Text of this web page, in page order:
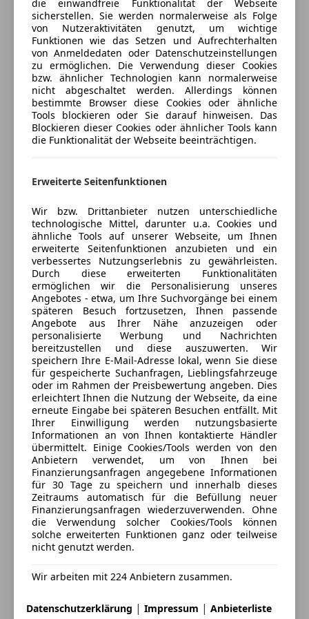
Totwinkel-Assistent
Verkehrszeichenerkennung
Voll-LED Scheinwerfer
Extras
Alufelgen
Ambientebeleuchtung
Dachreling
Scheinwerferreinigung
Progressive
Sommerreifen
45,7 cm (18") Leichtmetallräder im 5-Speichen-
Design
Fondgurt-Statusanzeige im Instrumenten-Display
Beifahrersitz mit Gewichtserkennung
Fußmatten Velours
4-Wege-Lordosenstütze
12V-Steckdose im Gepäckraum
Fußgängerschutz
Licht- und Sicht-Paket
Digitales Extra: Vorrüstung für Navigationsdienste
Bedienungsanleitung und Serviceinformation -
deutsch
Digitales Extra: Vorrüstung für Remote- und
Navigationsdienste
Vorrüstung für digitale Schlüsselübergabe
Rückfahrkamera
Totwinkel-Assistent
Aktiver Park-Assistent mit PARKTRONIC
Aktiver Spurhalte-Assistent
Innen- & Außenspiegel autom. abblendend
Aktiver Brems-Assistent
GPS Antenne
Ausstiegswarnfunktion
Gepäcknetz an Fahrer- und Beifahrerlehne
Sitzlehnen im Fond klappbar
Kneebag
Doppelcupholder
Sprache Kombiinstrument - deutsch
Scheibenwischer mit Regensensor
Mercedes-Benz Notrufsystem
Digitales Extra: Erweiterte Funktionen MBUX
Mercedes me connect Diensten
Freischaden-Gutschein ab Stufe 0
Auto einfach online versichern & Rabatt holen
Jetzt berechnen
Verkäufer Händler
(76% Weiterempfehlungen)
Anbieter auf AutoScout24 seit 2010
Showroom
Geschlossen
Öffnet um 9:00 Sa.
Donaustadtstraße 51,
1220 Wien, AT
Kontakt
Kundencenter Merbag
Alle Fahrzeuge des Anbieters
Anbieter kontaktieren
Deine Nachricht
die einwandfreie Funktionalität der Webseite
sicherstellen. Sie werden normalerweise als Folge
von Nutzeraktivitäten genutzt, um wichtige
Funktionen wie das Setzen und Aufrechterhalten
von Anmeldedaten oder Datenschutzeinstellungen
zu ermöglichen. Die Verwendung dieser Cookies
bzw. ähnlicher Technologien kann normalerweise
nicht abgeschaltet werden. Allerdings können
bestimmte Browser diese Cookies oder ähnliche
Tools blockieren oder Sie darauf hinweisen. Das
Blockieren dieser Cookies oder ähnlicher Tools kann
die Funktionalität der Webseite beeinträchtigen.
Erweiterte Seitenfunktionen
Wir bzw. Drittanbieter nutzen unterschiedliche
technologische Mittel, darunter u.a. Cookies und
ähnliche Tools auf unserer Webseite, um Ihnen
erweiterte Seitenfunktionen anzubieten und ein
verbessertes Nutzungserlebnis zu gewährleisten.
Durch diese erweiterten Funktionalitäten
ermöglichen wir die Personalisierung unseres
Angebotes - etwa, um Ihre Suchvorgänge bei einem
späteren Besuch fortzusetzen, Ihnen passende
Angebote aus Ihrer Nähe anzuzeigen oder
personalisierte Werbung und Nachrichten
bereitzustellen und diese auszuwerten. Wir
speichern Ihre E-Mail-Adresse lokal, wenn Sie diese
für gespeicherte Suchanfragen, Lieblingsfahrzeuge
oder im Rahmen der Preisbewertung angeben. Dies
erleichtert Ihnen die Nutzung der Webseite, da eine
erneute Eingabe bei späteren Besuchen entfällt. Mit
Ihrer Einwilligung werden nutzungsbasierte
Informationen an von Ihnen kontaktierte Händler
übermittelt. Einige Cookies/Tools werden von den
Anbietern verwendet, um von Ihnen bei
Finanzierungsanfragen angegebene Informationen
für 30 Tage zu speichern und innerhalb dieses
Zeitraums automatisch für die Befüllung neuer
Finanzierungsanfragen wiederzuverwenden. Ohne
die Verwendung solcher Cookies/Tools können
solche erweiterten Funktionen ganz oder teilweise
nicht genutzt werden.
Wir arbeiten mit 224 Anbietern zusammen.
Datenschutzerklärung | Impressum | Anbieterliste